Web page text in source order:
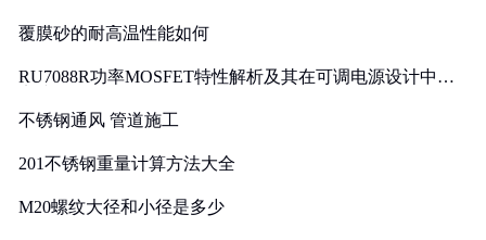
覆膜砂的耐高温性能如何
RU7088R功率MOSFET特性解析及其在可调电源设计中的
不锈钢通风 管道施工
201不锈钢重量计算方法大全
M20螺纹大径和小径是多少